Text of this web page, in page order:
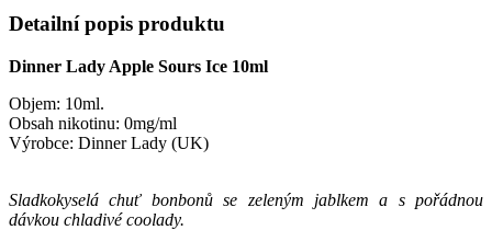
Detailní popis produktu
Dinner Lady Apple Sours Ice 10ml
Objem: 10ml.
Obsah nikotinu: 0mg/ml
Výrobce: Dinner Lady (UK)
Sladkokyselá chuť bonbonů se zeleným jablkem a s pořádnou
dávkou chladivé coolady.